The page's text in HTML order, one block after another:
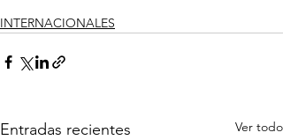
INTERNACIONALES
Entradas recientes Ver todo